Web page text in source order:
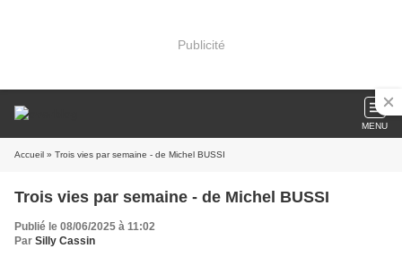
Publicité
MENU
Accueil » Trois vies par semaine - de Michel BUSSI
Trois vies par semaine - de Michel BUSSI
Publié le 08/06/2025 à 11:02
Par Silly Cassin